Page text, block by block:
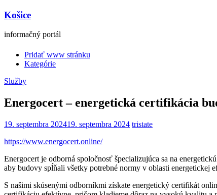
Košice
informačný portál
Pridať www stránku
Kategórie
Služby
Energocert – energetická certifikácia
19. septembra 202419. septembra 2024 tristate
https://www.energocert.online/
Energocert je odborná spoločnosť špecializujúca sa na
aby budovy spĺňali všetky potrebné normy v oblasti energetickej
S našimi skúsenými odborníkmi získate energetický certifikát